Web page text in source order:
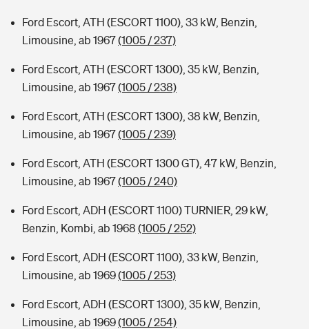
Ford Escort, ATH (ESCORT 1100), 33 kW, Benzin,
Limousine, ab 1967(1005 / 237)
Ford Escort, ATH (ESCORT 1300), 35 kW, Benzin,
Limousine, ab 1967(1005 / 238)
Ford Escort, ATH (ESCORT 1300), 38 kW, Benzin,
Limousine, ab 1967(1005 / 239)
Ford Escort, ATH (ESCORT 1300 GT), 47 kW, Benzin,
Limousine, ab 1967(1005 / 240)
Ford Escort, ADH (ESCORT 1100) TURNIER, 29 kW,
Benzin, Kombi, ab 1968 (1005 / 252)
Ford Escort, ADH (ESCORT 1100), 33 kW, Benzin,
Limousine, ab 1969(1005 / 253)
Ford Escort, ADH (ESCORT 1300), 35 kW, Benzin,
Limousine, ab 1969(1005 / 254)